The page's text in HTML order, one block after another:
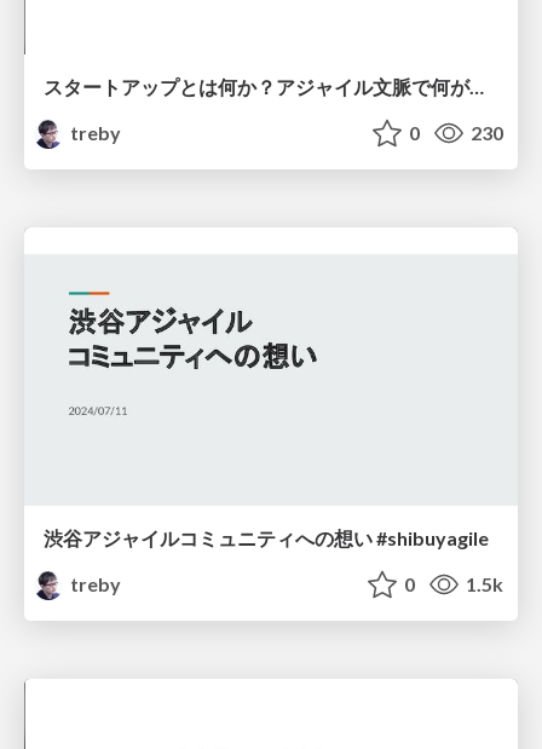
スタートアップとは何か？アジャイル文脈で何が大変なのか？ #shibuyagile
treby
0 230
渋谷アジャイルコミュニティへの想い #shibuyagile
treby
0 1.5k